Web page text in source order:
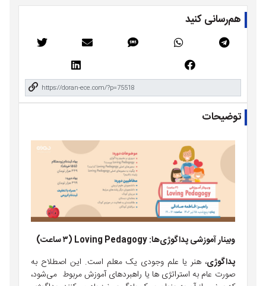
هم‌رسانی کنید
توضیحات
وبینار آموزشی پداگوژی‌ها: Loving Pedagogy (۳ ساعت)
پداگوژی، هنر یا علم وجودی یک معلم است. این اصطلاح به
صورت عام به استراتژی ها یا راهبردهای آموزش مربوط می‌شود،